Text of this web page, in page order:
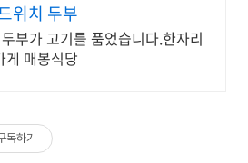
위치 두부
부가 고기를 품었습니다.한자리
게 매봉식당
독하기